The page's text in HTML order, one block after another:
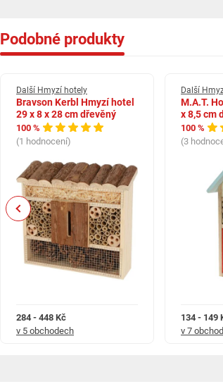
Podobné produkty
Další Hmyzí hotely
Bravson Kerbl Hmyzí hotel
29 x 8 x 28 cm dřevěný
100 %
(1 hodnocení)
284 - 448 Kč
v 5 obchodech
Další
M.A.T.
x 8,5 cm
100 %
(3
134 - 149
v 7
Previous